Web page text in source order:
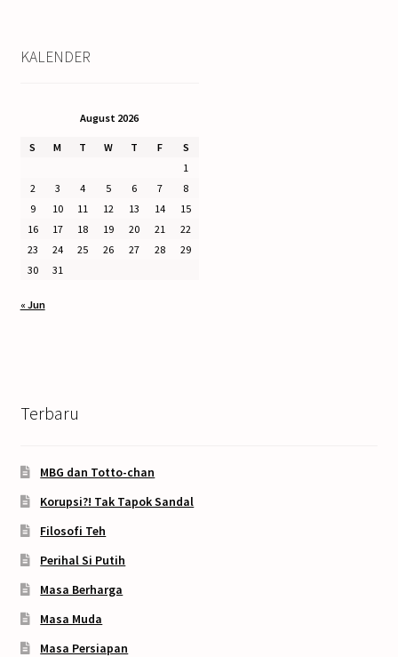
KALENDER
August 2026
S M T W T F
S
1
2
3 4 5 6 7
8
9
10 11 12 13 14
15
16
17 18 19 20 21
22
23
24 25 26 27 28
29
30
31
« Jun
Terbaru
MBG dan Totto-chan
Korupsi?! Tak Tapok Sandal
Filosofi Teh
Perihal Si Putih
Masa Berharga
Masa Muda
Masa Persiapan